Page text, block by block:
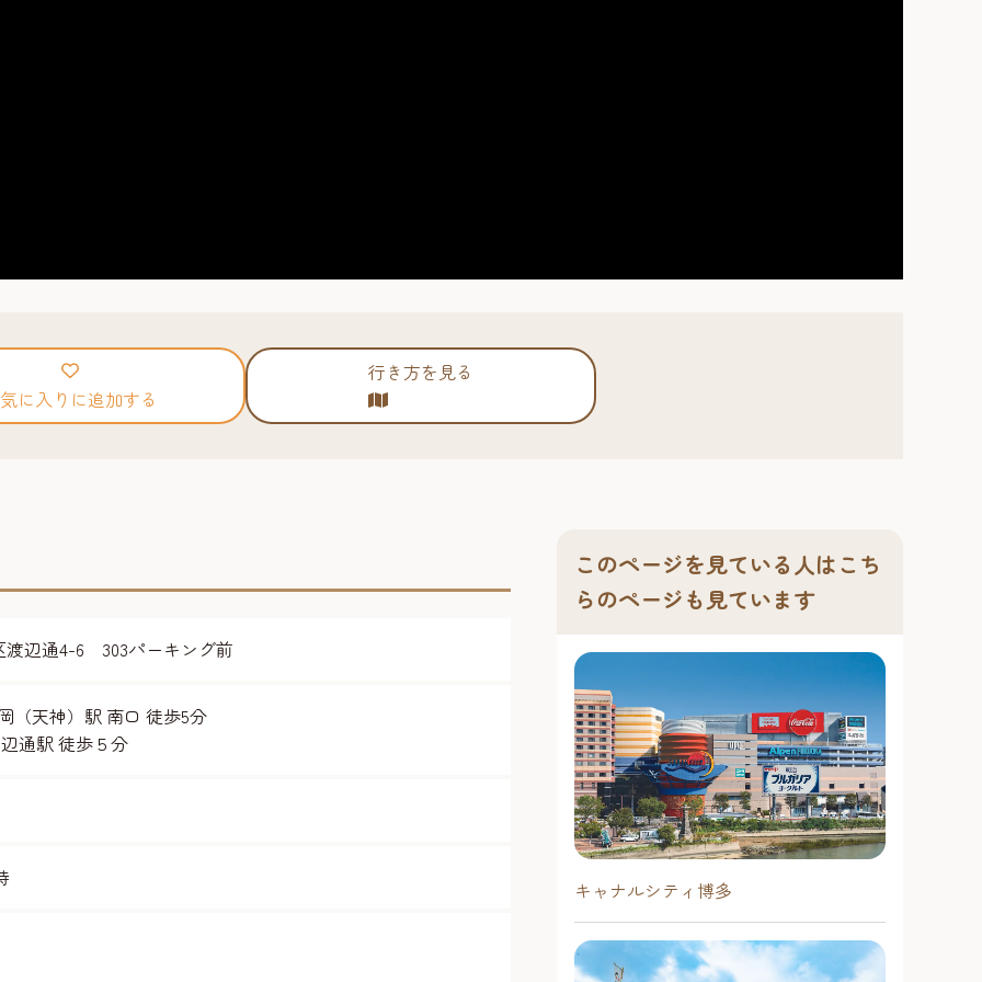
に入りに追加する
行き方を見る
辺通4-6 303パーキング前
（天神）駅 南口 徒歩5分
通駅 徒歩５分
このページを見ている人はこち
らのページも見ています
キャナルシティ博多